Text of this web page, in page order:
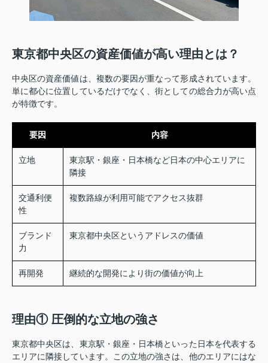
東京都中央区の資産価値が高い理由とは？
中央区の資産価値は、複数の要因が重なって形成されています。
単に都心に位置しているだけでなく、街としての総合力が高い点
が特徴です。
要因 内容
立地
東京駅・銀座・日本橋など日本の中心エリアに
隣接
交通利便
性
複数路線が利用可能でアクセス抜群
ブランド
力
東京都中央区というアドレスの価値
再開発 継続的な開発により街の価値が向上
理由① 圧倒的な立地の強さ
東京都中央区は、東京駅・銀座・日本橋といった日本を代表する
エリアに隣接しています。この立地の強さは、他のエリアにはな